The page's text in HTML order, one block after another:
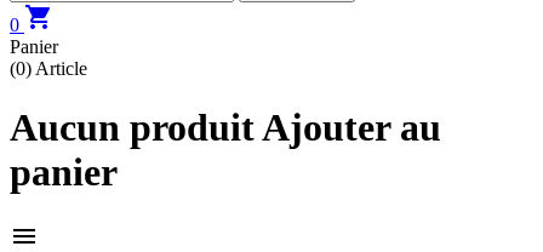
0 
Panier
(0) Article
Aucun produit Ajouter au
panier
